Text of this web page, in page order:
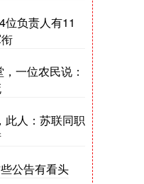
位负责人有11
一位农民说：
此人：苏联同职
公告有看头